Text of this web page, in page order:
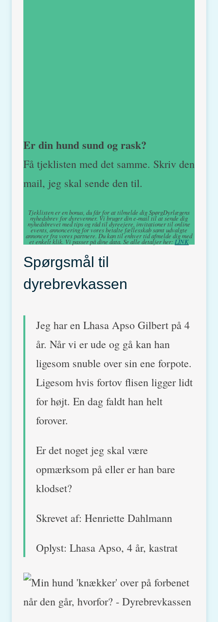
Er din hund sund og rask?
Få tjeklisten med det samme. Skriv den
mail, jeg skal sende den til.
Tjeklisten er en bonus, du får for at tilmelde dig SpørgDyrlægens
nyhedsbrev for dyrevenner. Vi bruger din e-mail til at sende dig
nyhedsbrevet med tips og råd til dyreejere, invitationer til online
events, annoncering for vores betalte fællesskab samt udvalgte
annoncer fra vores partnere. Du kan til enhver tid afmelde dig med
et enkelt klik. Vi passer på dine data. Se alle detaljer her: LINK
Spørgsmål til
dyrebrevkassen
Jeg har en Lhasa Apso Gilbert på 4
år. Når vi er ude og gå kan han
ligesom snuble over sin ene forpote.
Ligesom hvis fortov flisen ligger lidt
for højt. En dag faldt han helt
forover.
Er det noget jeg skal være
opmærksom på eller er han bare
klodset?
Skrevet af: Henriette Dahlmann
Oplyst: Lhasa Apso, 4 år, kastrat